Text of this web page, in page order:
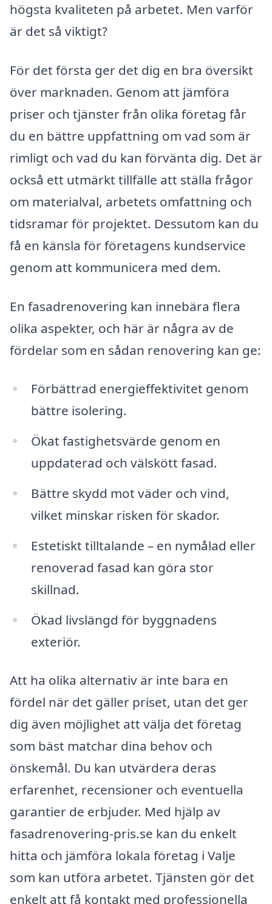
högsta kvaliteten på arbetet. Men varför
är det så viktigt?
För det första ger det dig en bra översikt
över marknaden. Genom att jämföra
priser och tjänster från olika företag får
du en bättre uppfattning om vad som är
rimligt och vad du kan förvänta dig. Det är
också ett utmärkt tillfälle att ställa frågor
om materialval, arbetets omfattning och
tidsramar för projektet. Dessutom kan du
få en känsla för företagens kundservice
genom att kommunicera med dem.
En fasadrenovering kan innebära flera
olika aspekter, och här är några av de
fördelar som en sådan renovering kan ge:
Förbättrad energieffektivitet genom
bättre isolering.
Ökat fastighetsvärde genom en
uppdaterad och välskött fasad.
Bättre skydd mot väder och vind,
vilket minskar risken för skador.
Estetiskt tilltalande – en nymålad eller
renoverad fasad kan göra stor
skillnad.
Ökad livslängd för byggnadens
exteriör.
Att ha olika alternativ är inte bara en
fördel när det gäller priset, utan det ger
dig även möjlighet att välja det företag
som bäst matchar dina behov och
önskemål. Du kan utvärdera deras
erfarenhet, recensioner och eventuella
garantier de erbjuder. Med hjälp av
fasadrenovering-pris.se kan du enkelt
hitta och jämföra lokala företag i Valje
som kan utföra arbetet. Tjänsten gör det
enkelt att få kontakt med professionella